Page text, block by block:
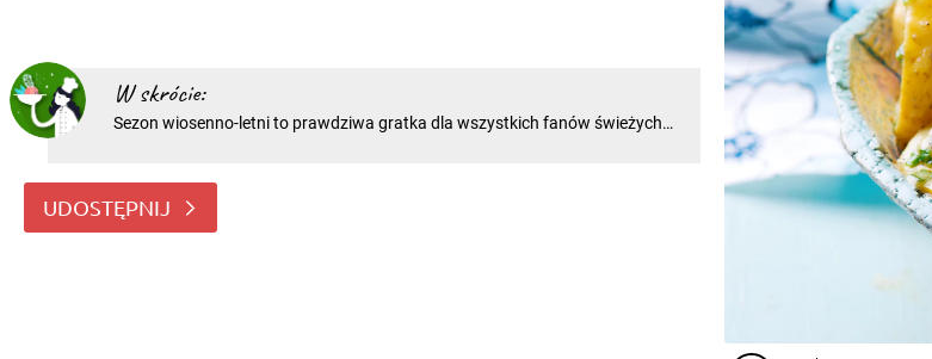
W skrócie:
Sezon wiosenno-letni to prawdziwa gratka dla wszystkich fanów świeżych
wygląda zupełnie inaczej, gdy mowa o młodych z
UDOSTĘPNIJ